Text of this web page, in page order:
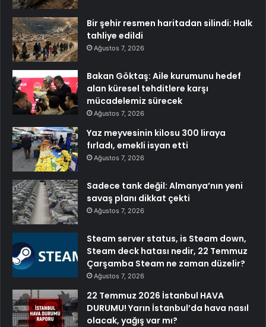
Bir şehir resmen haritadan silindi: Halk
tahliye edildi
Ağustos 7, 2026
Bakan Göktaş: Aile kurumunu hedef
alan küresel tehditlere karşı
mücadelemiz sürecek
Ağustos 7, 2026
Yaz meyvesinin kilosu 300 liraya
fırladı, emekli isyan etti
Ağustos 7, 2026
Sadece tank değil: Almanya’nın yeni
savaş planı dikkat çekti
Ağustos 7, 2026
Steam server status, is Steam down,
Steam deck hatası nedir, 22 Temmuz
Çarşamba Steam ne zaman düzelir?
Ağustos 7, 2026
22 Temmuz 2026 İstanbul HAVA
DURUMU! Yarın İstanbul’da hava nasıl
olacak, yağış var mı?